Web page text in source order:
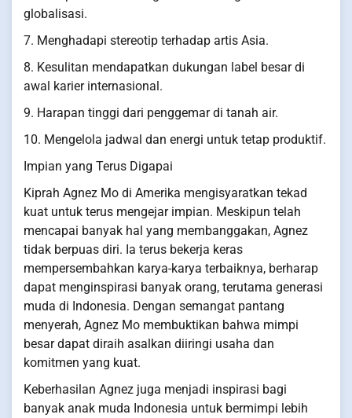
globalisasi.
7. Menghadapi stereotip terhadap artis Asia.
8. Kesulitan mendapatkan dukungan label besar di
awal karier internasional.
9. Harapan tinggi dari penggemar di tanah air.
10. Mengelola jadwal dan energi untuk tetap produktif.
Impian yang Terus Digapai
Kiprah Agnez Mo di Amerika mengisyaratkan tekad
kuat untuk terus mengejar impian. Meskipun telah
mencapai banyak hal yang membanggakan, Agnez
tidak berpuas diri. Ia terus bekerja keras
mempersembahkan karya-karya terbaiknya, berharap
dapat menginspirasi banyak orang, terutama generasi
muda di Indonesia. Dengan semangat pantang
menyerah, Agnez Mo membuktikan bahwa mimpi
besar dapat diraih asalkan diiringi usaha dan
komitmen yang kuat.
Keberhasilan Agnez juga menjadi inspirasi bagi
banyak anak muda Indonesia untuk bermimpi lebih